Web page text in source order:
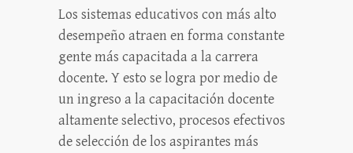
Los sistemas educativos con más alto
desempeño atraen en forma constante
gente más capacitada a la carrera
docente. Y esto se logra por medio de
un ingreso a la capacitación docente
altamente selectivo, procesos efectivos
de selección de los aspirantes más